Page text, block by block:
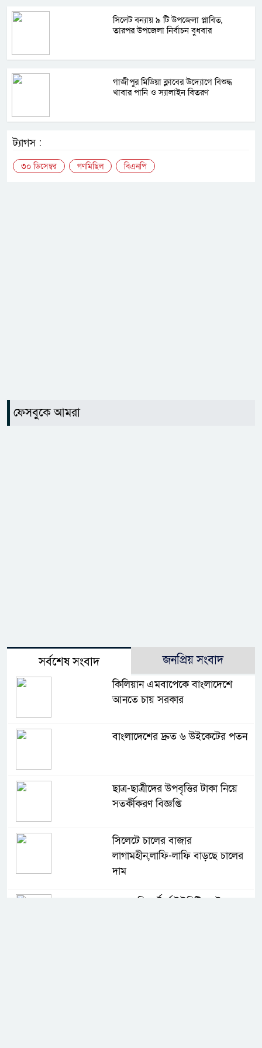
সিলেট বন্যায় ৯ টি উপজেলা প্লাবিত,
তারপর উপজেলা নির্বাচন বুধবার
গাজীপুর মিডিয়া ক্লাবের উদ্যোগে বিশুদ্ধ
খাবার পানি ও স্যালাইন বিতরণ
ট্যাগস :
৩০ ডিসেম্বর গণমিছিল বিএনপি
ফেসবুকে আমরা
সর্বশেষ সংবাদ জনপ্রিয় সংবাদ
কিলিয়ান এমবাপেকে বাংলাদেশে
আনতে চায় সরকার
বাংলাদেশের দ্রুত ৬ উইকেটের পতন
ছাত্র-ছাত্রীদের উপবৃত্তির টাকা নিয়ে
সতর্কীকরণ বিজ্ঞপ্তি
সিলেটে চালের বাজার
লাগামহীন,লাফি-লাফি বাড়ছে চালের
দাম
মাগুরা রিপোর্টার্স ইউনিটির দুই বছর